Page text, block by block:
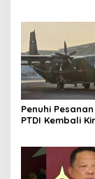
Penuhi
PTDI Kembali